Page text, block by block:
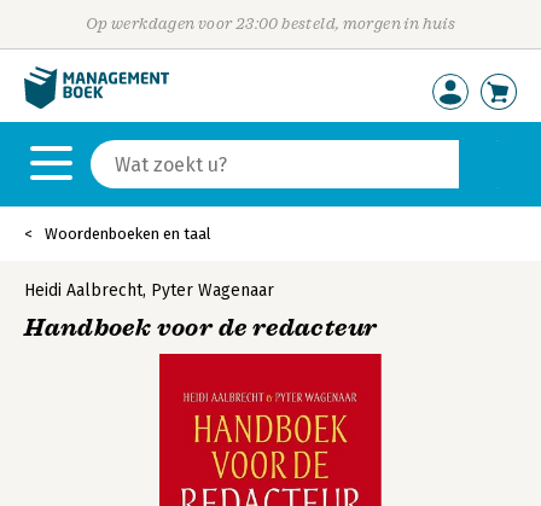
Op werkdagen voor 23:00 besteld, morgen in huis
Woordenboeken en taal
Heidi Aalbrecht, Pyter Wagenaar
Handboek voor de redacteur